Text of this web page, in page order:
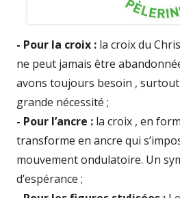
- Pour la croix : la croix du
ne peut jamais être
avons toujours besoin ,
grande nécessité ;
- Pour l’ancre : la croix , en
transforme en ancre qui
mouvement ondulatoire. Un
d’espérance ;